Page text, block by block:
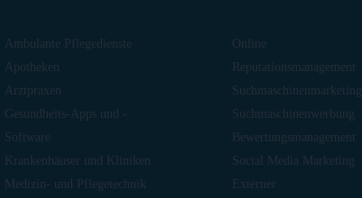
Ambulante Pflegedienste
Apotheken
Arztpraxen
Gesundheits-Apps und -
Software
Krankenhäuser und Kliniken
Medizin- und Pflegetechnik
Online
Reputationsmanagement
Suchmaschinenmarketing
Suchmaschinenwerbung
Bewertungsmanagement
Social Media Marketing
Externer